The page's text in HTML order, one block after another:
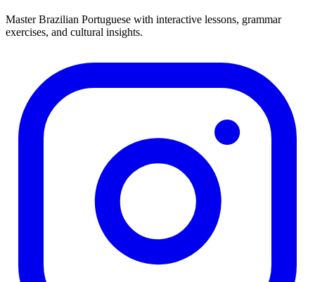
Master Brazilian Portuguese with interactive lessons, grammar
exercises, and cultural insights.